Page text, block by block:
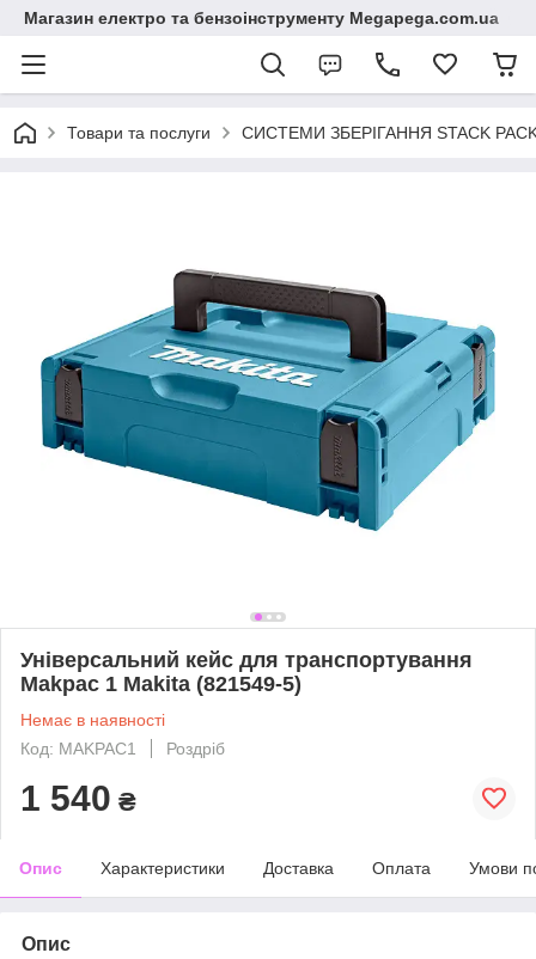
Магазин електро та бензоінструменту Megapega.com.ua
Товари та послуги СИСТЕМИ ЗБЕРІГАННЯ STACK
Універсальний кейс для транспортування
Makpac 1 Makita (821549-5)
Немає в наявності
Код: MAKPAC1
Роздріб
1 540 ₴
Опис Характеристики Доставка Оплата Умови
Опис